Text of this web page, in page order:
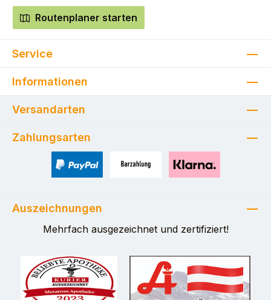
Routenplaner starten
Service
Informationen
Versandarten
Zahlungsarten
Auszeichnungen
Mehrfach ausgezeichnet und zertifiziert!